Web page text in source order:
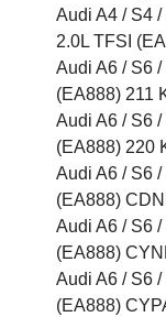
Audi A4 / S4 /
2.0L TFSI
Audi A6 / S6 /
(EA888) 211
Audi A6 / S6 /
(EA888) 220
Audi A6 / S6 /
(EA888)
Audi A6 / S6 /
(EA888)
Audi A6 / S6 /
(EA888)